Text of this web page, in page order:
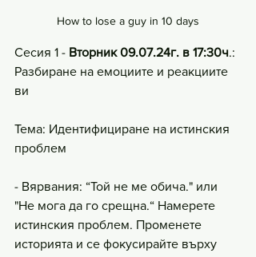
How to lose a guy in 10 days
Сесия 1 - Вторник 09.07.24г. в 17:30ч.:
Разбиране на емоциите и реакциите
ви
Тема: Идентифициране на истинския
проблем
- Вярвания: “Той не ме обича." или
"Не мога да го срещна.“ Намерете
истинския проблем. Променете
историята и се фокусирайте върху